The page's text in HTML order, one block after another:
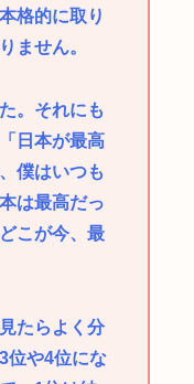
格的に取り
ません。
。それにも
日本が最高
僕はいつも
は最高だっ
こが今、最
たらよく分
位や4位にな